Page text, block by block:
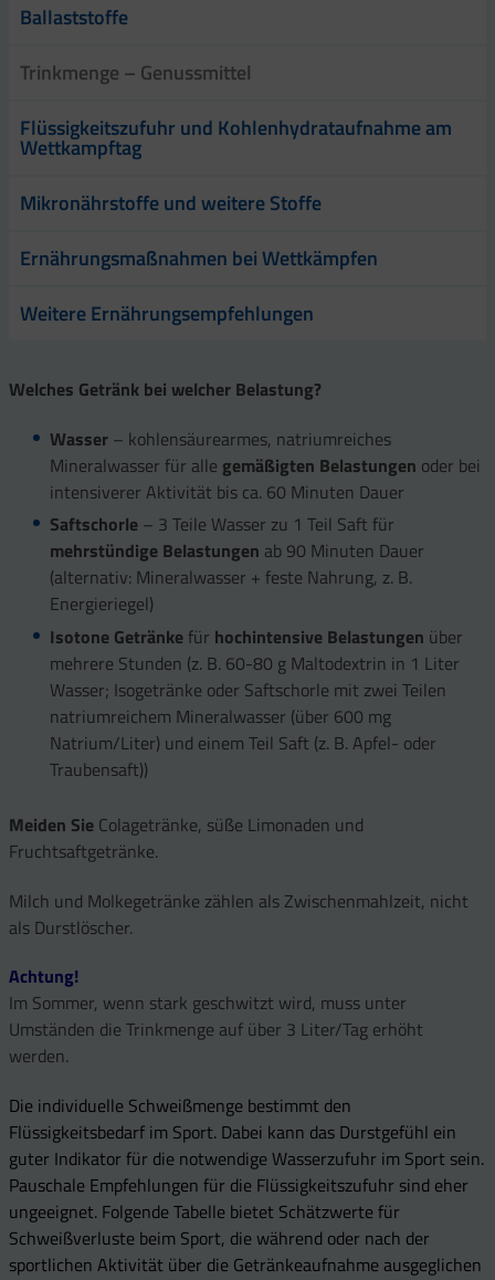
Ballaststoffe
Trinkmenge – Genussmittel
Flüssigkeitszufuhr und Kohlenhydrataufnahme am
Wettkampftag
Mikronährstoffe und weitere Stoffe
Ernährungsmaßnahmen bei Wettkämpfen
Weitere Ernährungsempfehlungen
Welches Getränk bei welcher Belastung?
Wasser– kohlensäurearmes, natriumreiches
Mineralwasser für alle gemäßigten Belastungen oder bei
intensiverer Aktivität bis ca. 60 Minuten Dauer
Saftschorle– 3 Teile Wasser zu 1 Teil Saft für
mehrstündige Belastungen ab 90 Minuten Dauer
(alternativ: Mineralwasser + feste Nahrung, z. B.
Energieriegel)
Isotone Getränkefür hochintensive Belastungen über
mehrere Stunden (z. B. 60-80 g Maltodextrin in 1 Liter
Wasser; Isogetränke oder Saftschorle mit zwei Teilen
natriumreichem Mineralwasser (über 600 mg
Natrium/Liter) und einem Teil Saft (z. B. Apfel- oder
Traubensaft))
Meiden Sie Colagetränke, süße Limonaden und
Fruchtsaftgetränke.
Milch und Molkegetränke zählen als Zwischenmahlzeit, nicht
als Durstlöscher.
Achtung!
Im Sommer, wenn stark geschwitzt wird, muss unter
Umständen die Trinkmenge auf über 3 Liter/Tag erhöht
werden.
Die individuelle Schweißmenge bestimmt den
Flüssigkeitsbedarf im Sport. Dabei kann das Durstgefühl ein
guter Indikator für die notwendige Wasserzufuhr im Sport sein.
Pauschale Empfehlungen für die Flüssigkeitszufuhr sind eher
ungeeignet. Folgende Tabelle bietet Schätzwerte für
Schweißverluste beim Sport, die während oder nach der
sportlichen Aktivität über die Getränkeaufnahme ausgeglichen